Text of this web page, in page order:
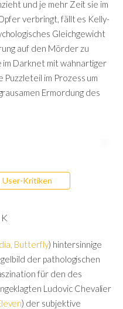
und je mehr Zeit sie im
verbringt, fällt es Kelly-
Gleichgewicht
auf den Mörder zu
Darknet mit wahnartiger
im Prozess um
Ermordung des
User-Kritiken
Butterfly) hintersinnige
der pathologischen
für den des
Ludovic Chevalier
) der subjektive